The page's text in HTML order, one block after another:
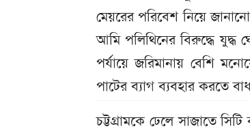
মেয়রের পরিবেশ নিয়ে
আমি পলিথিনের বিরুদ্ধে যুদ্ধ
পর্যায়ে জরিমানায় বেশি
পাটের ব্যাগ ব্যবহার করতে
চট্টগ্রামকে ঢেলে সাজাতে